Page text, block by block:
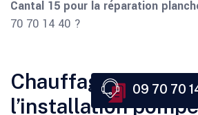
Cantal 15 pour la réparation
70 70 14 40 ?
Chauffagiste
l’installation
09 70 70